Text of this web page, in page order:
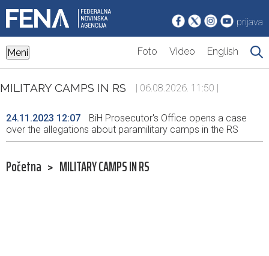
prijava
Meni Foto Video English
MILITARY CAMPS IN RS | 06.08.2026. 11:50 |
24.11.2023 12:07
BiH Prosecutor's Office opens a case
over the allegations about paramilitary camps in the RS
Početna > MILITARY CAMPS IN RS